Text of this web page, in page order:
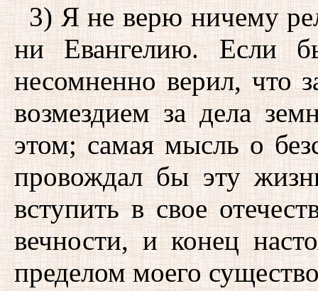
3) Я не верю ничему
ни Евангелию. Если
несомненно верил, что
возмездием за дела
этом; самая мысль о
провождал бы эту
вступить в свое
вечности, и конец
пределом моего